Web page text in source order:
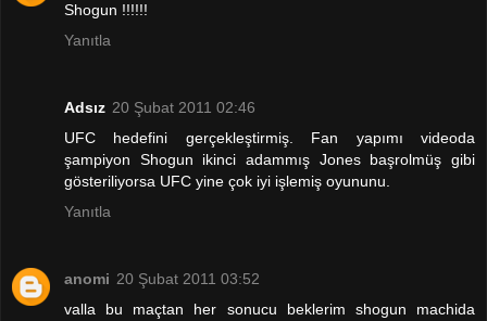
Shogun !!!!!!
Yanıtla
Adsız 20 Şubat 2011 02:46
UFC hedefini gerçekleştirmiş. Fan yapımı videoda
şampiyon Shogun ikinci adammış Jones başrolmüş gibi
gösteriliyorsa UFC yine çok iyi işlemiş oyununu.
Yanıtla
anomi 20 Şubat 2011 03:52
valla bu maçtan her sonucu beklerim shogun machida